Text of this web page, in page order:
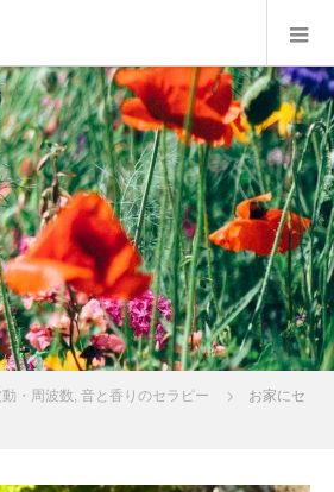
・周波数, 音と香りのセラピー
お家にセ